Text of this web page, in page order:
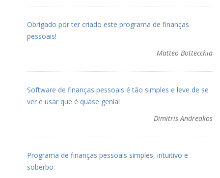
Obrigado por ter criado este programa de finanças
pessoais!
Matteo Bottecchia
Software de finanças pessoais é tão simples e leve de se
ver e usar que é quase genial
Dimitris Andreakos
Programa de finanças pessoais simples, intuitivo e
soberbo.